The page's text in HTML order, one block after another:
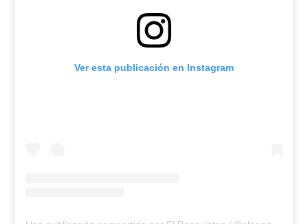
Ver esta publicación en Instagram